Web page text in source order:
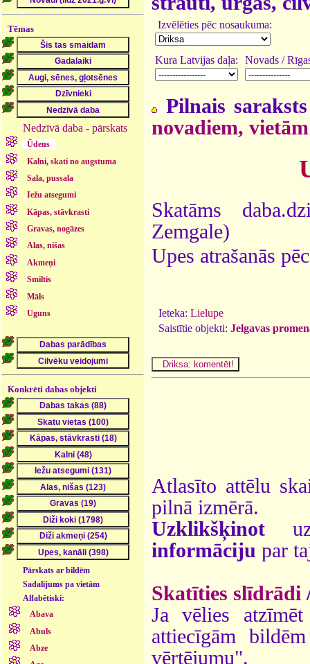
Tēmas
Nedzīvā daba - pārskats
Ūdens
Kalni, skati no augstuma
Sala, pussala
Iežu atsegumi
Kāpas, stāvkrasti
Gravas, nogāzes
Alas, nišas
Akmeņi
Smiltis
Māls
Uguns
Konkrēti dabas objekti
Pārskats ar bildēm
Sadalījums pa vietām
Alfabētiski:
Abava
Abuls
Abze
Izvēlēties pēc nosaukuma:
Kura Latvijas daļa: Novads /
Pilnais
novadiem, vietām
Skatāms
Zemgale)
Upes atrašanās
Ieteka: Lielupe
Saistītie objekti: Jelgavas
Atlasīto attēlu
pilnā izmērā.
Uzklikšķinot
informāciju par
Skatīties slīdrādi
Ja vēlies
attiecīgām
vērtējumu".